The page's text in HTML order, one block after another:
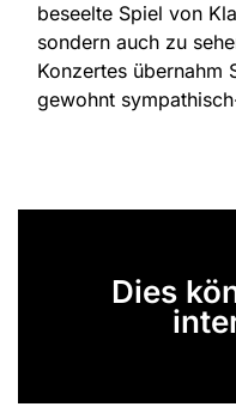
beseelte Spiel von
sondern auch zu
Konzertes übernahm
gewohnt
Dies